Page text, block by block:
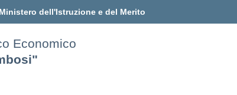
Ministero dell'Istruzione e del Merito
Economico